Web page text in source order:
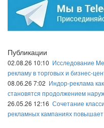
Публикации
02.08.26 10:10 Исследование
рекламу в торговых и бизнес-
08.06.26 7:02 Индор-реклама
становятся продолжением
26.05.26 12:16 Сочетание
рекламных кампаниях